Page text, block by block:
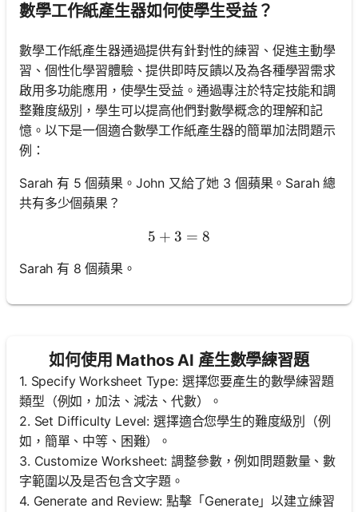
數學工作紙產生器如何使學生受益？
數學工作紙產生器通過提供有針對性的練習、促進主動學
習、個性化學習體驗、提供即時反饋以及為各種學習需求
啟用多功能應用，使學生受益。通過專注於特定技能和調
整難度級別，學生可以提高他們對數學概念的理解和記
憶。以下是一個適合數學工作紙產生器的簡單加法問題示
例：
Sarah 有 5 個蘋果。John 又給了她 3 個蘋果。Sarah 總
共有多少個蘋果？
5 + 3 = 8
5 + 3 = 8
Sarah 有 8 個蘋果。
如何使用 Mathos AI 產生數學練習題
1. Specify Worksheet Type: 選擇您要產生的數學練習題
類型（例如，加法、減法、代數）。
2. Set Difficulty Level: 選擇適合您學生的難度級別（例
如，簡單、中等、困難）。
3. Customize Worksheet: 調整參數，例如問題數量、數
字範圍以及是否包含文字題。
4. Generate and Review: 點擊「Generate」以建立練習